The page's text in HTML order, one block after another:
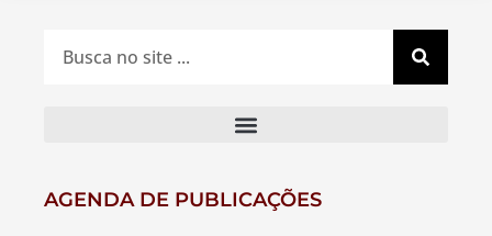
AGENDA DE PUBLICAÇÕES